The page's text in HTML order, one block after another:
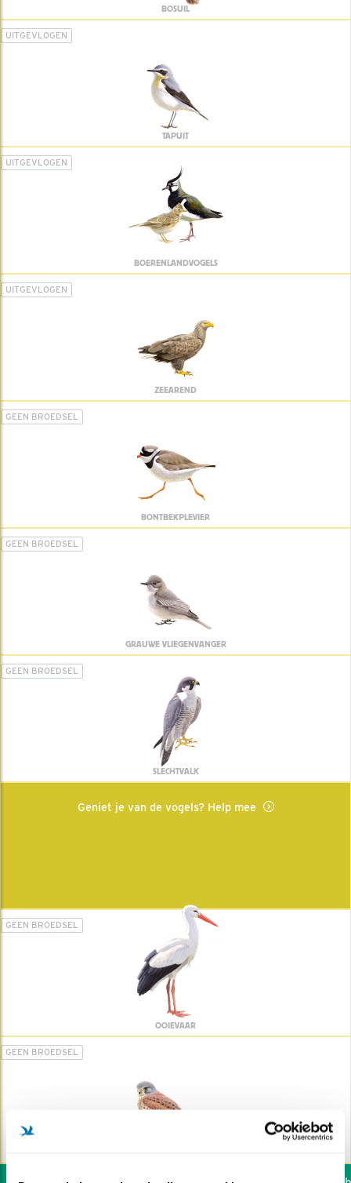
BOSUIL
UITGEVLOGEN
TAPUIT
UITGEVLOGEN
BOERENLANDVOGELS
UITGEVLOGEN
ZEEAREND
GEEN BROEDSEL
BONTBEKPLEVIER
GEEN BROEDSEL
GRAUWE VLIEGENVANGER
GEEN BROEDSEL
SLECHTVALK
Geniet je van de vogels? Help mee
GEEN BROEDSEL
OOIEVAAR
GEEN BROEDSEL